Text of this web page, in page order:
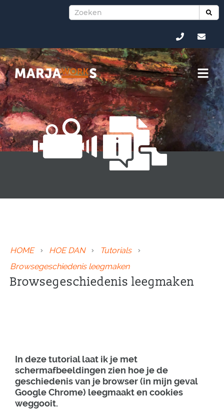
HOME HOE DAN
Tutorials
Browsegeschiedenis leegmaken
Browsegeschiedenis leegmaken
In deze tutorial laat ik je met
schermafbeeldingen zien hoe je de
geschiedenis van je browser (in mijn geval
Google Chrome) leegmaakt en cookies
weggooit.